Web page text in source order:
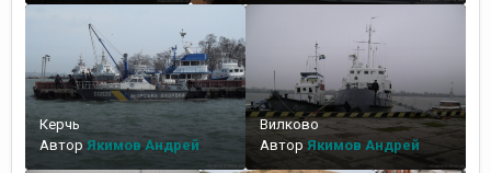
Керчь
Автор Якимов Андрей
Вилково
Автор Якимов Андрей